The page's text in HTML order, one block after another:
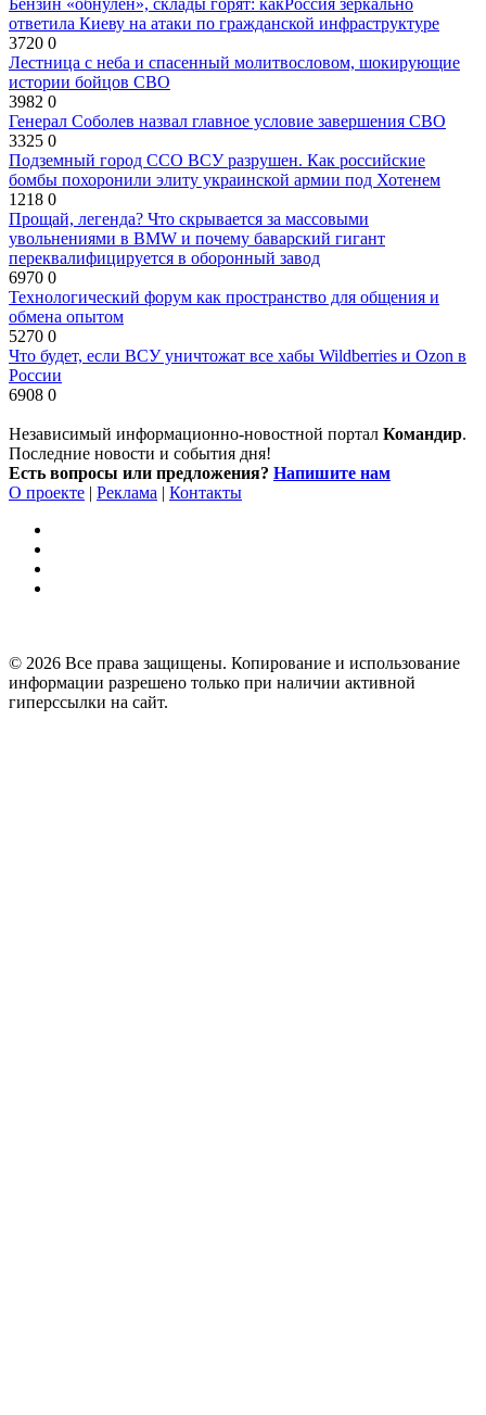
Бензин «обнулён», склады горят: какРоссия зеркально
ответила Киеву на атаки по гражданской инфраструктуре
3720 0
Лестница с неба и спасенный молитвословом, шокирующие
истории бойцов СВО
3982 0
Генерал Соболев назвал главное условие завершения СВО
3325 0
Подземный город ССО ВСУ разрушен. Как российские
бомбы похоронили элиту украинской армии под Хотенем
1218 0
Прощай, легенда? Что скрывается за массовыми
увольнениями в BMW и почему баварский гигант
переквалифицируется в оборонный завод
6970 0
Технологический форум как пространство для общения и
обмена опытом
5270 0
Что будет, если ВСУ уничтожат все хабы Wildberries и Ozon в
России
6908 0
Независимый информационно-новостной портал Командир.
Последние новости и события дня!
Есть вопросы или предложения? Напишите нам
О проекте | Реклама | Контакты
© 2026 Все права защищены. Копирование и использование
информации разрешено только при наличии активной
гиперссылки на сайт.